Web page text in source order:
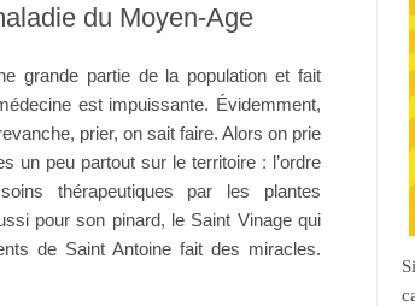
du Moyen-Age
grande partie de la population et fait
est impuissante. Évidemment,
prier, on sait faire. Alors on prie
un peu partout sur le territoire : l’ordre
thérapeutiques par les plantes
pour son pinard, le Saint Vinage qui
de Saint Antoine fait des miracles.